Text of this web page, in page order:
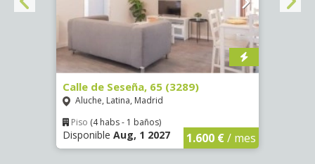
Calle de Seseña, 65 (3289)
Aluche, Latina, Madrid
Piso (4 habs - 1 baños)
Disponible Aug, 1 2027 1.600 €/ mes